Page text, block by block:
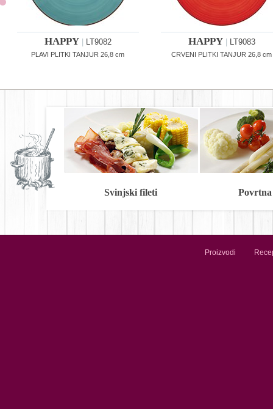
HAPPY LT9082
PLAVI PLITKI TANJUR 26,8 cm
HAPPY LT9083
CRVENI PLITKI TANJUR 26,8 cm
Svinjski fileti
Proizvodi